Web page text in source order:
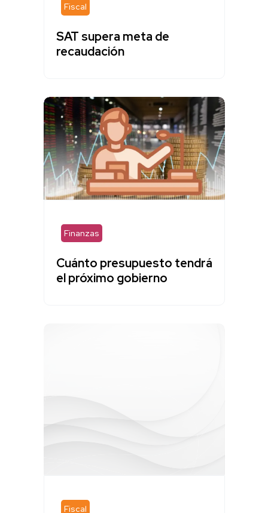
Fiscal
SAT supera meta de
recaudación
Finanzas
Cuánto presupuesto tendrá
el próximo gobierno
Fiscal